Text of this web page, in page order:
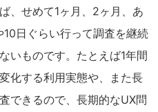
、せめて1ヶ月、2ヶ月、あ
日ぐらい行って調査を継続
いものです。たとえば1年間
化する利用実態や、また長
できるので、長期的なUX問